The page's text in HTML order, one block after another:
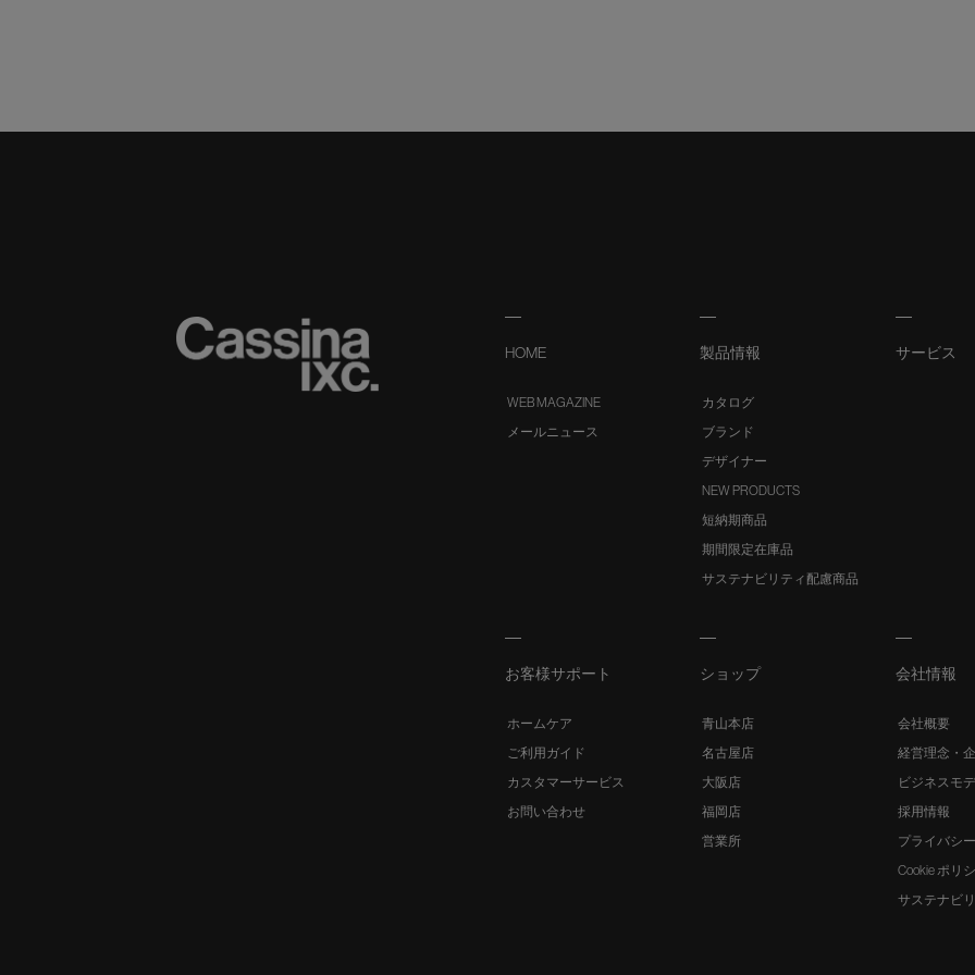
HOME
WEB MAGAZINE
メールニュース
製品情報
カタログ
ブランド
デザイナー
NEW PRODUCTS
短納期商品
期間限定在庫品
サステナビリティ配慮商品
サービス
お客様サポート
ホームケア
ご利用ガイド
カスタマーサービス
お問い合わせ
ショップ
青山本店
名古屋店
大阪店
福岡店
営業所
会社情報
会社概要
経営理念・
ビジネスモ
採用情報
プライバシ
Cookie ポリ
サステナビ